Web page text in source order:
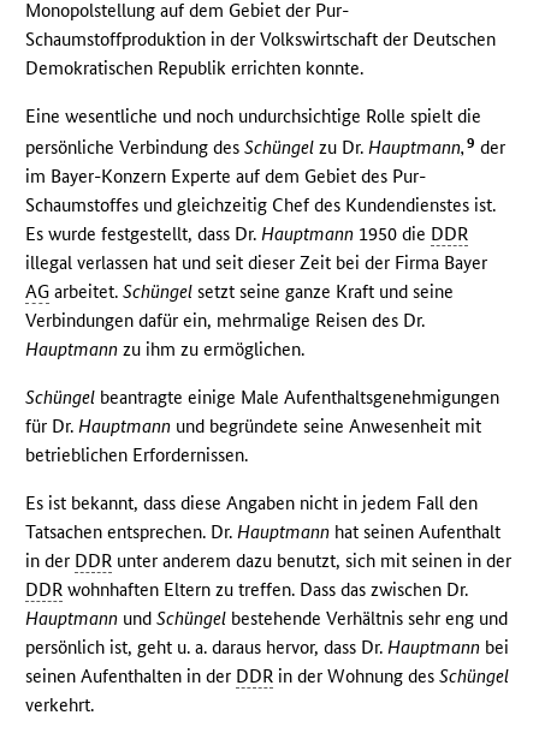
Monopolstellung auf dem Gebiet der Pur-
Schaumstoffproduktion in der Volkswirtschaft der Deutschen
Demokratischen Republik errichten konnte.
Eine wesentliche und noch undurchsichtige Rolle spielt die
persönliche Verbindung desSchüngel zu Dr.Hauptmann,9 der
im Bayer-Konzern Experte auf dem Gebiet des Pur-
Schaumstoffes und gleichzeitig Chef des Kundendienstes ist.
Es wurde festgestellt, dass Dr.Hauptmann 1950 die DDR
illegal verlassen hat und seit dieser Zeit bei der Firma Bayer
AG arbeitet.Schüngel setzt seine ganze Kraft und seine
Verbindungen dafür ein, mehrmalige Reisen des Dr.
Hauptmann zu ihm zu ermöglichen.
Schüngel beantragte einige Male Aufenthaltsgenehmigungen
für Dr.Hauptmann und begründete seine Anwesenheit mit
betrieblichen Erfordernissen.
Es ist bekannt, dass diese Angaben nicht in jedem Fall den
Tatsachen entsprechen. Dr.Hauptmann hat seinen Aufenthalt
in der DDR unter anderem dazu benutzt, sich mit seinen in der
DDR wohnhaften Eltern zu treffen. Dass das zwischen Dr.
Hauptmann undSchüngel bestehende Verhältnis sehr eng und
persönlich ist, geht u. a. daraus hervor, dass Dr.Hauptmann bei
seinen Aufenthalten in der DDR in der Wohnung desSchüngel
verkehrt.